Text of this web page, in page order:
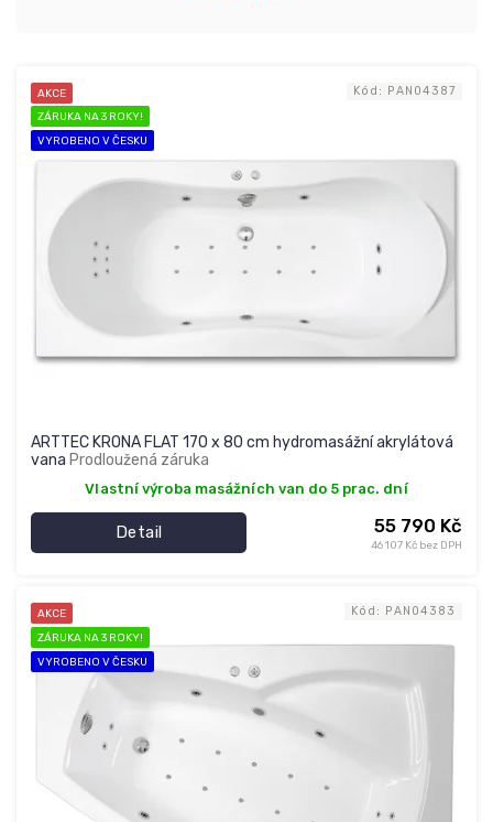
AKCE
ZÁRUKA NA 3 ROKY!
VYROBENO V ČESKU
ARTTEC KRONA FLAT 170 x 80 cm hydromasážní akrylátová
vana Prodloužená záruka
Vlastní výroba masážních van do 5 prac. dní
46 107 Kč bez DPH
55 790 Kč
Detail
Kód: PAN04387
AKCE
ZÁRUKA NA 3 ROKY!
VYROBENO V ČESKU
Kód: PAN04383